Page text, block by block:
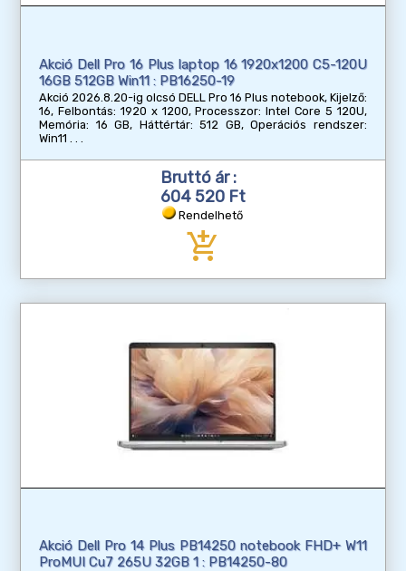
Akció Dell Pro 16 Plus laptop 16 1920x1200 C5-120U
16GB 512GB Win11 : PB16250-19
Akció 2026.8.20-ig olcsó DELL Pro 16 Plus notebook, Kijelző:
16, Felbontás: 1920 x 1200, Processzor: Intel Core 5 120U,
Memória: 16 GB, Háttértár: 512 GB, Operációs rendszer:
Win11
Bruttó ár :
604 520 Ft
Rendelhető
add_shopping_cart
Akció Dell Pro 14 Plus PB14250 notebook FHD+ W11
ProMUI Cu7 265U 32GB 1 : PB14250-80